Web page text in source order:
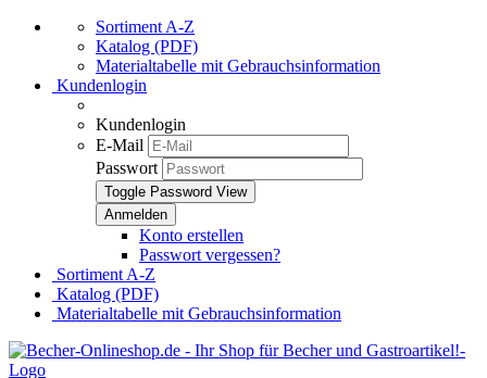
Sortiment A-Z
Katalog (PDF)
Materialtabelle mit Gebrauchsinformation
Kundenlogin
Kundenlogin
E-Mail
Passwort
Toggle Password View
Konto erstellen
Passwort vergessen?
Sortiment A-Z
Katalog (PDF)
Materialtabelle mit Gebrauchsinformation